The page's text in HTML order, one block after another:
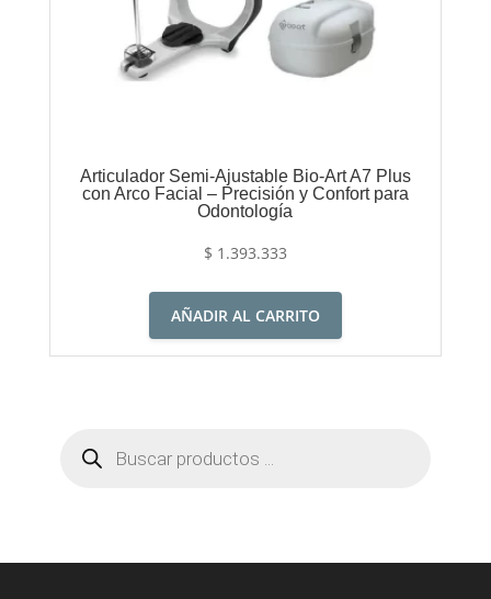
Articulador Semi-Ajustable Bio-Art A7 Plus
con Arco Facial – Precisión y Confort para
Odontología
$ 1.393.333
AÑADIR AL CARRITO
productos